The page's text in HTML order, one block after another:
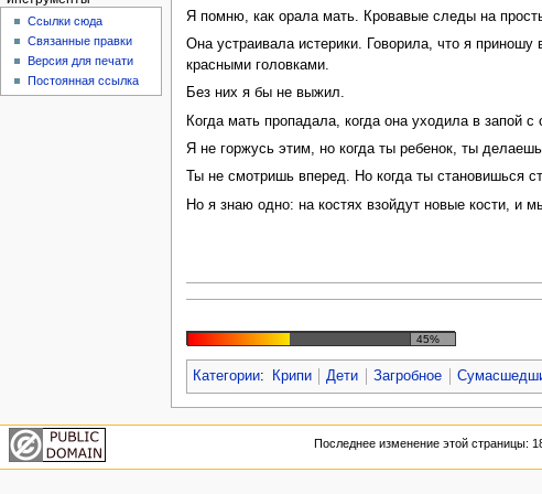
Я помню, как орала мать. Кровавые следы на
Она устраивала истерики. Говорила, что я
красными головками.
Без них я бы не выжил.
Когда мать пропадала, когда она уходила в запой
Я не горжусь этим, но когда ты ребенок, ты
Ты не смотришь вперед. Но когда ты становишься
Но я знаю одно: на костях взойдут новые кости, и
45%
Категории: Крипи Дети Загробное
Ссылки сюда
Связанные правки
Версия для печати
Постоянная ссылка
Последнее изменение этой страницы: